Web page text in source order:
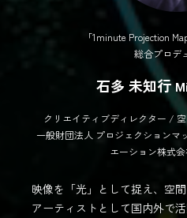
「1minute Projection
総合プロデ
石多 未知行
クリエイティブディレクター /
一般財団法人 プロジェクションマ
エーション株式
映像を「光」として捉え、空
アーティストとして国内外で